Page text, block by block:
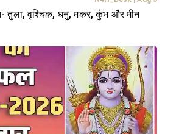
तुला, वृश्चिक, धनु, मकर, कुंभ और मीन